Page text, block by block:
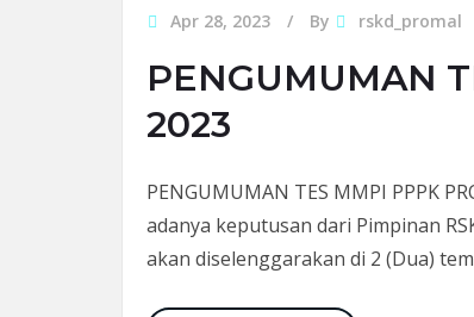
Apr 28, 2023 By rskd_promal
PENGUMUMAN
2023
PENGUMUMAN TES MMPI PPPK
adanya keputusan dari Pimpinan
akan diselenggarakan di 2 (Dua)